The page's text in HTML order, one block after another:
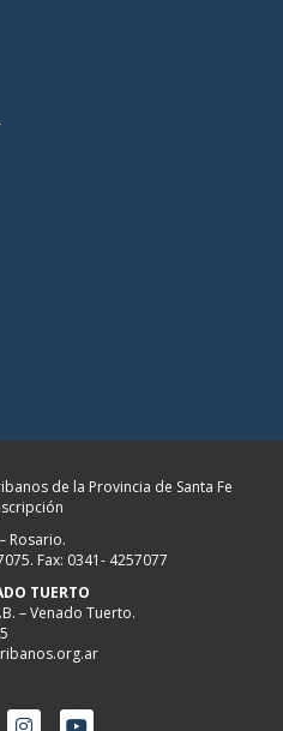
de la Provincia de Santa Fe
Rosario.
Fax: 0341- 4257077
TUERTO
– Venado Tuerto.